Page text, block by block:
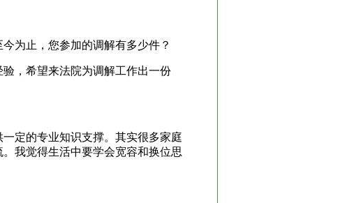
为止，您参加的调解有多少件？
，希望来法院为调解工作出一份
定的专业知识支撑。其实很多家庭
我觉得生活中要学会宽容和换位思